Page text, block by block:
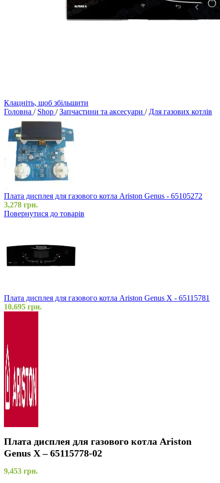
Клацніть, щоб збільшити
Головна / Shop / Запчастини та аксесуари / Для газових котлів
Плата дисплея для газового котла Ariston Genus - 65105272
3,278 грн.
Повернутися до товарів
Плата дисплея для газового котла Ariston Genus X - 65115781
10,695 грн.
Плата дисплея для газового котла Ariston
Genus X – 65115778-02
9,453 грн.